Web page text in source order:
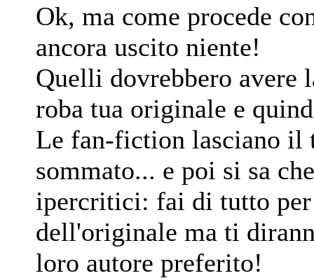
Ok, ma come procede
ancora uscito niente!
Quelli dovrebbero avere
roba tua originale e
Le fan-fiction lasciano il
sommato... e poi si sa
ipercritici: fai di tutto
dell'originale ma ti
loro autore preferito!